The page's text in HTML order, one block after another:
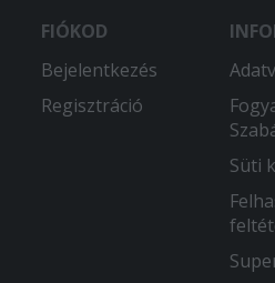
FIÓKOD
Bejelentkezés
Regisztráció
Süti